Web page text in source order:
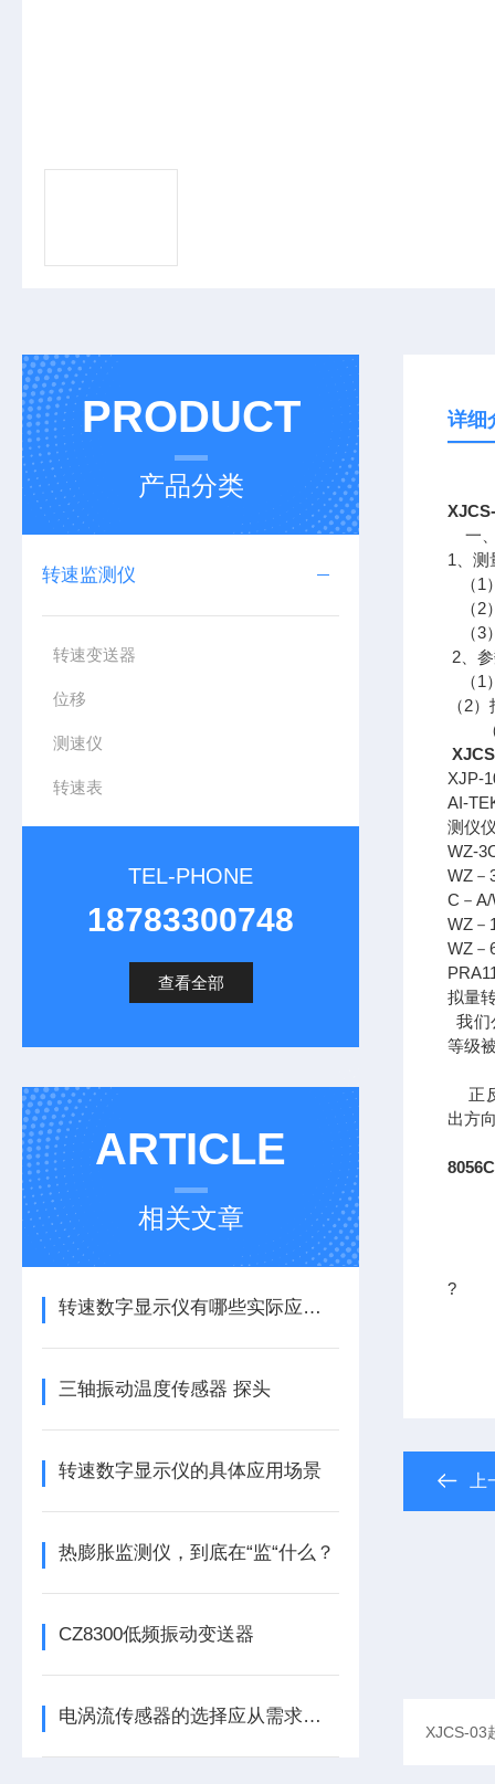
PRODUCT
产品分类
转速监测仪
转速变送器
位移
测速仪
转速表
TEL-PHONE
18783300748
查看全部
ARTICLE
相关文章
转速数字显示仪有哪些实际应用？
三轴振动温度传感器 探头
转速数字显示仪的具体应用场景
热膨胀监测仪，到底在“监“什么？
CZ8300低频振动变送器
电涡流传感器的选择应从需求出发
详细
一
1、测
（1
（2
（3
2、
（1
（2
（3
XJP-
AI-
测仪
WZ-
WZ－
C－
WZ－
WZ－
拟量
我们
等级
正反
出方
?